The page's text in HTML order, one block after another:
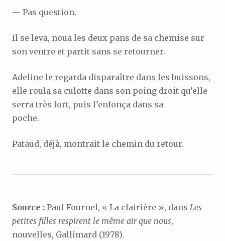
— Pas question.
Il se leva, noua les deux pans de sa chemise sur
son ventre et partit sans se retourner.
Adeline le regarda disparaître dans les buissons,
elle roula sa culotte dans son poing droit qu’elle
serra très fort, puis l’enfonça dans sa
poche.
Pataud, déjà, montrait le chemin du retour.
Source : Paul Fournel, « La clairière », dans Les
petites filles respirent le même air que nous,
nouvelles, Gallimard (1978).